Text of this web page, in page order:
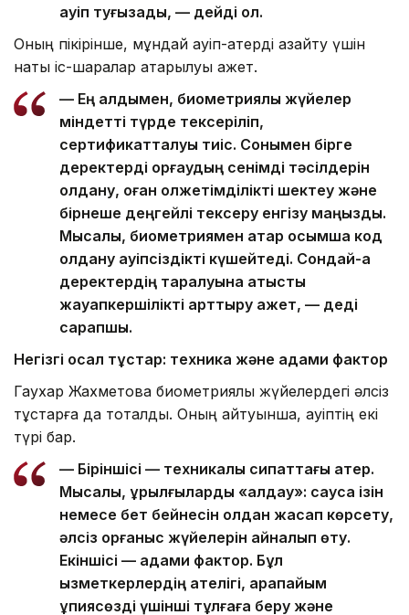
қауіп туғызады, — дейді ол.
Оның пікірінше, мұндай қауіп-қатерді азайту үшін
нақты іс-шаралар атқарылуы қажет.
— Ең алдымен, биометриялық жүйелер
міндетті түрде тексеріліп,
сертификатталуы тиіс. Сонымен бірге
деректерді қорғаудың сенімді тәсілдерін
қолдану, оған қолжетімділікті шектеу және
бірнеше деңгейлі тексеру енгізу маңызды.
Мысалы, биометриямен қатар қосымша код
қолдану қауіпсіздікті күшейтеді. Сондай-ақ
деректердің таралуына қатысты
жауапкершілікті арттыру қажет, — деді
сарапшы.
Негізгі осал тұстар: техника және адами фактор
Гаухар Жахметова биометриялық жүйелердегі әлсіз
тұстарға да тоқталды. Оның айтуынша, қауіптің екі
түрі бар.
— Біріншісі — техникалық сипаттағы қатер.
Мысалы, құрылғыларды «алдау»: саусақ ізін
немесе бет бейнесін қолдан жасап көрсету,
әлсіз қорғаныс жүйелерін айналып өту.
Екіншісі — адами фактор. Бұл
қызметкерлердің қателігі, қарапайым
құпиясөзді үшінші тұлғаға беру және